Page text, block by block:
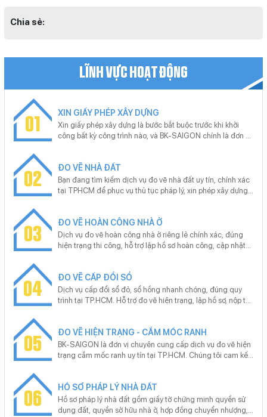
Chia sẻ:
LĨNH VỰC HOẠT ĐỘNG
01
XIN GIẤY PHÉP XÂY DỰNG
Xin giấy phép xây dựng là bước bắt buộc trước khi khởi
công bất kỳ công trình nào, và BK-SAIGON chính là đơn vị
cho nhiều loại công trình từ nhà ở riêng lẻ, nhà phố đến dự
án lớn, BK-SAIGON cam kết hỗ trợ trọn gói từ khâu tư vấn,
chuẩn bị hồ sơ, nộp và theo dõi tiến trình để khách hàng
02
ĐO VẼ NHÀ ĐẤT
Bạn đang tìm kiếm dịch vụ đo vẽ nhà đất uy tín, chính xác
tại TPHCM để phục vụ thủ tục pháp lý, xin phép xây dựng
vẽ chính xác có thể quyết định việc bạn tiết kiệm hàng
chục triệu đồng và tránh những rắc rối pháp lý kéo dài
nhiều năm. BK-SAIGON – với đội ngũ kỹ thuật viên giàu
chóng, chuẩn xác, giá hợp lý, đáp ứng yêu cầu của cả cá
nhân lẫn doanh nghiệp.
03
ĐO VẼ HOÀN CÔNG NHÀ Ở
Dịch vụ đo vẽ hoàn công nhà ở riêng lẻ chính xác, đúng
hiện trạng thi công, hỗ trợ lập hồ sơ hoàn công, cập nhật
hệ BK-SAIGON gặp Mr. Hoan - 0977 960 616
04
ĐO VẼ CẤP ĐỔI SỔ
Dịch vụ cấp đổi sổ đỏ, sổ hồng nhanh chóng, đúng quy
trình tại TP.HCM. Hỗ trợ đo vẽ hiện trạng, lập hồ sơ, nộp tại
thửa, hoàn công.
05
ĐO VẼ HIỆN TRẠNG - CẮM MỐC RANH
BK-SAIGON là đơn vị chuyên cung cấp dịch vụ đo vẽ hiện
trạng cắm mốc ranh uy tín tại TP.HCM. Chúng tôi cam kết
đội ngũ kỹ sư chuyên nghiệp và trang thiết bị hiện đại, BK-
SAIGON tự hào mang đến dịch vụ chất lượng cao, đáp
ứng nhu cầu của khách hàng trong bối cảnh thị trường bất
06
HỒ SƠ PHÁP LÝ NHÀ ĐẤT
Hồ sơ pháp lý nhà đất gồm giấy tờ chứng minh quyền sử
dụng đất, quyền sở hữu nhà ở, hợp đồng chuyển nhượng,